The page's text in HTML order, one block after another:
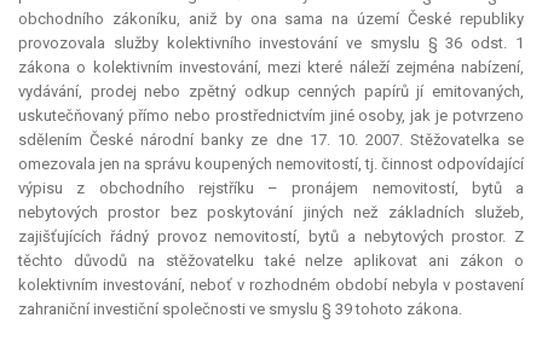
obchodního zákoníku, aniž by ona sama na území České republiky
provozovala služby kolektivního investování ve smyslu § 36 odst. 1
zákona o kolektivním investování, mezi které náleží zejména nabízení,
vydávání, prodej nebo zpětný odkup cenných papírů jí emitovaných,
uskutečňovaný přímo nebo prostřednictvím jiné osoby, jak je potvrzeno
sdělením České národní banky ze dne 17. 10. 2007. Stěžovatelka se
omezovala jen na správu koupených nemovitostí, tj. činnost odpovídající
výpisu z obchodního rejstříku – pronájem nemovitostí, bytů a
nebytových prostor bez poskytování jiných než základních služeb,
zajišťujících řádný provoz nemovitostí, bytů a nebytových prostor. Z
těchto důvodů na stěžovatelku také nelze aplikovat ani zákon o
kolektivním investování, neboť v rozhodném období nebyla v postavení
zahraniční investiční společnosti ve smyslu § 39 tohoto zákona.